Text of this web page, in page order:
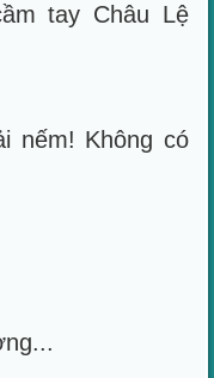
tay Châu Lệ
nếm! Không có